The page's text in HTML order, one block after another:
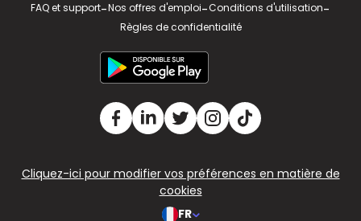
FAQ et support-Nos offres d'emploi-Conditions d'utilisation-
Règles de confidentialité
Cliquez-ici pour modifier vos préférences en matière de
cookies
FR